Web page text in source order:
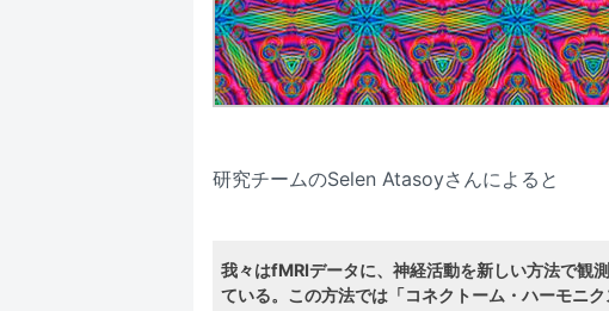
研究チームのSelen Atasoyさんによると
我々はfMRIデータに、神経活動を新しい方法で観
ている。この方法では「コネクトーム・ハーモニ